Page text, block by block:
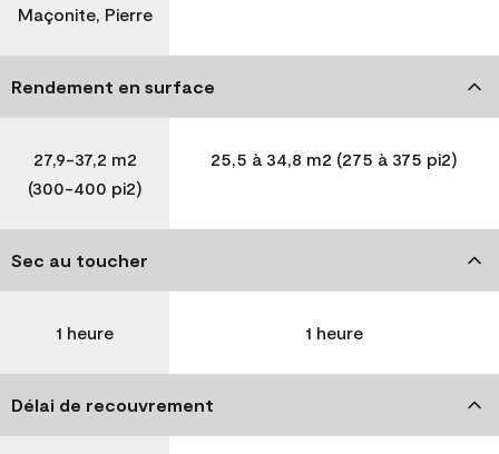
Maçonite, Pierre
Rendement en surface
27,9-37,2 m2
(300-400 pi2)
25,5 à 34,8 m2 (275 à 375 pi2)
Sec au toucher
1 heure 1 heure
Délai de recouvrement